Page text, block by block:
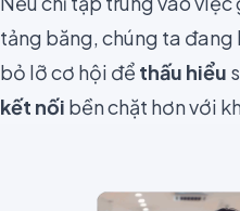
tảng băng, chúng ta
bỏ lỡ cơ hội để thấu hiểu
kết nối bền chặt hơn với